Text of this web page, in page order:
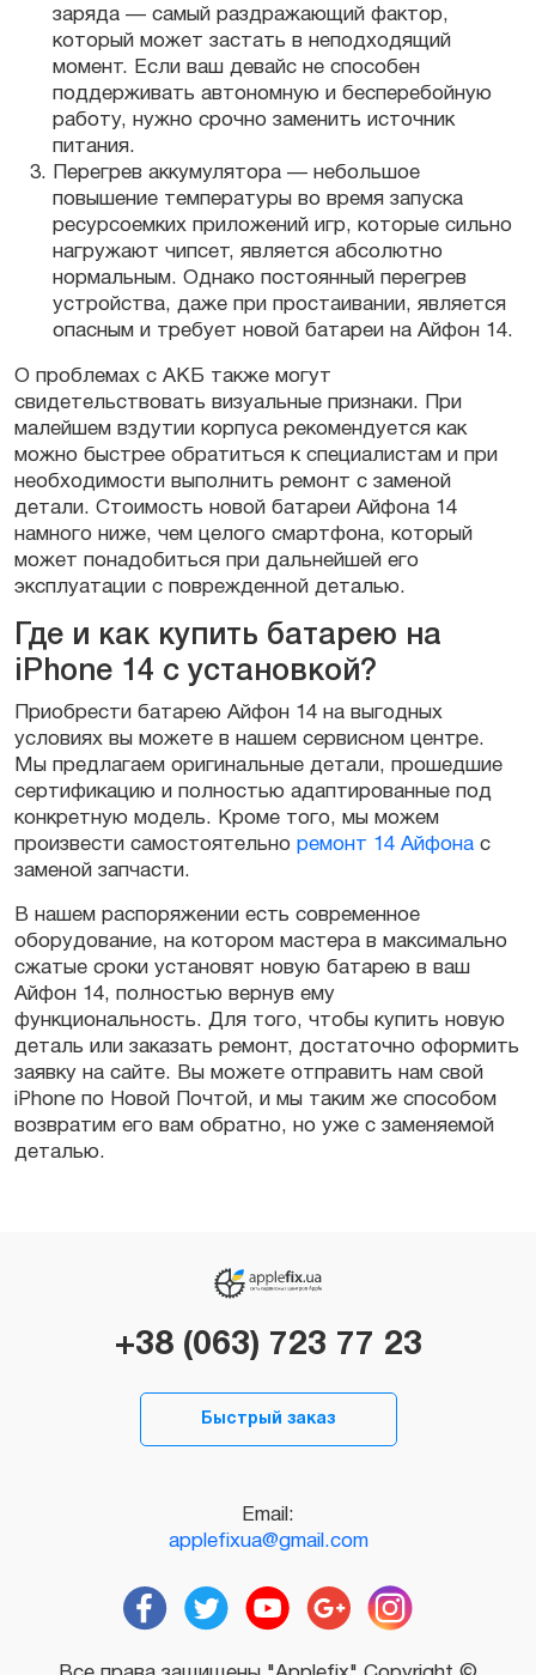
заряда — самый раздражающий фактор,
который может застать в неподходящий
момент. Если ваш девайс не способен
поддерживать автономную и бесперебойную
работу, нужно срочно заменить источник
питания.
Перегрев аккумулятора — небольшое
повышение температуры во время запуска
ресурсоемких приложений игр, которые сильно
нагружают чипсет, является абсолютно
нормальным. Однако постоянный перегрев
устройства, даже при простаивании, является
опасным и требует новой батареи на Айфон 14.
О проблемах с АКБ также могут
свидетельствовать визуальные признаки. При
малейшем вздутии корпуса рекомендуется как
можно быстрее обратиться к специалистам и при
необходимости выполнить ремонт с заменой
детали. Стоимость новой батареи Айфона 14
намного ниже, чем целого смартфона, который
может понадобиться при дальнейшей его
эксплуатации с поврежденной деталью.
Где и как купить батарею на
iPhone 14 с установкой?
Приобрести батарею Айфон 14 на выгодных
условиях вы можете в нашем сервисном центре.
Мы предлагаем оригинальные детали, прошедшие
сертификацию и полностью адаптированные под
конкретную модель. Кроме того, мы можем
произвести самостоятельно ремонт 14 Айфона с
заменой запчасти.
В нашем распоряжении есть современное
оборудование, на котором мастера в максимально
сжатые сроки установят новую батарею в ваш
Айфон 14, полностью вернув ему
функциональность. Для того, чтобы купить новую
деталь или заказать ремонт, достаточно оформить
заявку на сайте. Вы можете отправить нам свой
iPhone по Новой Почтой, и мы таким же способом
возвратим его вам обратно, но уже с заменяемой
деталью.
+38 (063) 723 77 23
Быстрый заказ
Email:
applefixua@gmail.com